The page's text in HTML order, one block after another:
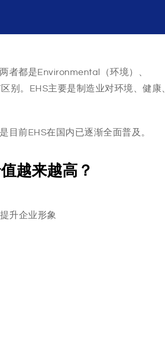
者都是Environmental（环境）、
别。EHS主要是制造业对环境、健康
目前EHS在国内已逐渐全面普及。
越来越高？
升企业形象